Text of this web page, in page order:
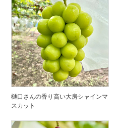
樋口さんの香り高い大房シャインマ
スカット